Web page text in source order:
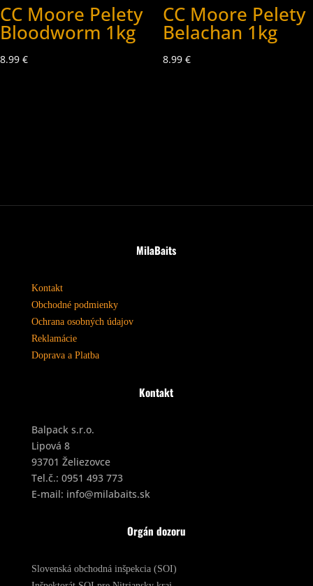
CC Moore Pelety
Bloodworm 1kg
8.99 €
CC Moore Pelety
Belachan 1kg
8.99 €
MilaBaits
Kontakt
Obchodné podmienky
Ochrana osobných údajov
Reklamácie
Doprava a Platba
Kontakt
Balpack s.r.o.
Lipová 8
93701 Želiezovce
Tel.č.: 0951 493 773
E-mail: info@milabaits.sk
Orgán dozoru
Slovenská obchodná inšpekcia (SOI)